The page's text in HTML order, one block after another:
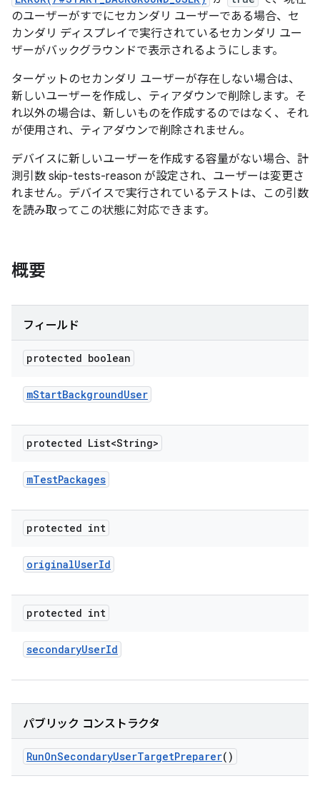
のユーザーがすでにセカンダリ ユーザーである場合、セ
カンダリ ディスプレイで実行されているセカンダリ ユー
ザーがバックグラウンドで表示されるようにします。
ターゲットのセカンダリ ユーザーが存在しない場合は、
新しいユーザーを作成し、ティアダウンで削除します。そ
れ以外の場合は、新しいものを作成するのではなく、それ
が使用され、ティアダウンで削除されません。
デバイスに新しいユーザーを作成する容量がない場合、計
測引数 skip-tests-reason が設定され、ユーザーは変更さ
れません。デバイスで実行されているテストは、この引数
を読み取ってこの状態に対応できます。
概要
フィールド
protected boolean
mStartBackgroundUser
protected List<String>
mTestPackages
protected int
originalUserId
protected int
secondaryUserId
パブリック コンストラクタ
RunOnSecondaryUserTargetPreparer()